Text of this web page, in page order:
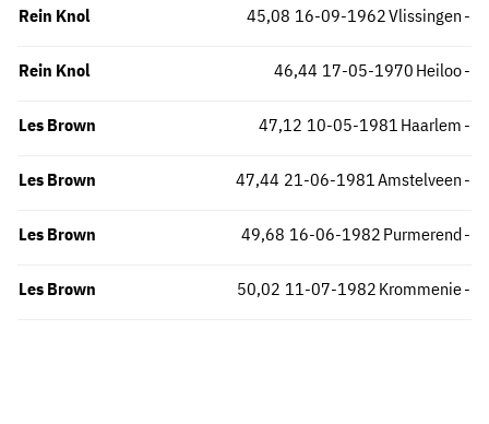
Rein Knol Vlissingen
45,08 -
16-09-1962
Rein Knol Heiloo
46,44 -
17-05-1970
Les Brown Haarlem
47,12 -
10-05-1981
Les Brown Amstelveen
47,44 -
21-06-1981
Les Brown Purmerend
49,68 -
16-06-1982
Les Brown Krommenie
50,02 -
11-07-1982